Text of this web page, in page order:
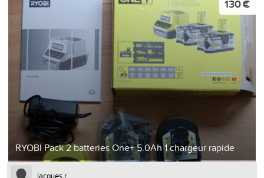
RYOBI Pack 2 batteries One+ 5.0Ah 1 chargeur rapide
130 €
jacques r